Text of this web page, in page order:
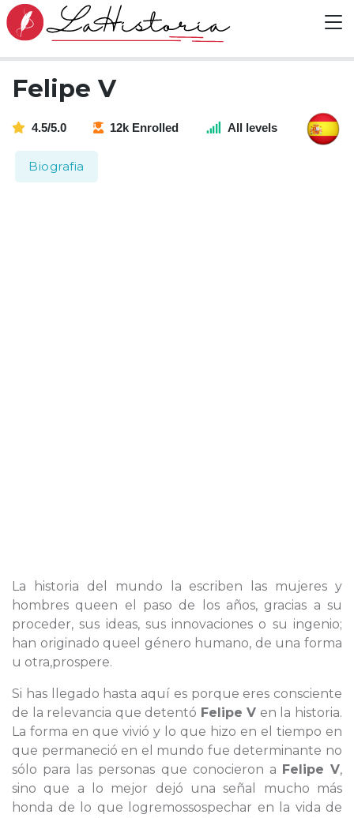
Felipe V
4.5/5.0 12k Enrolled All levels
Biografia
La historia del mundo la escriben las mujeres y
hombres queen el paso de los años, gracias a su
proceder, sus ideas, sus innovaciones o su ingenio;
han originado queel género humano, de una forma
u otra,prospere.
Si has llegado hasta aquí es porque eres consciente
de la relevancia que detentó Felipe V en la historia.
La forma en que vivió y lo que hizo en el tiempo en
que permaneció en el mundo fue determinante no
sólo para las personas que conocieron a Felipe V,
sino que a lo mejor dejó una señal mucho más
honda de lo que logremossospechar en la vida de